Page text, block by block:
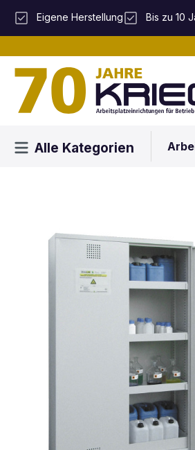
Hauptinhalt springen
Zur Suche springen
Zur Hauptnavigation springen
Eigene Herstellung Bis zu 10
Alle Kategorien